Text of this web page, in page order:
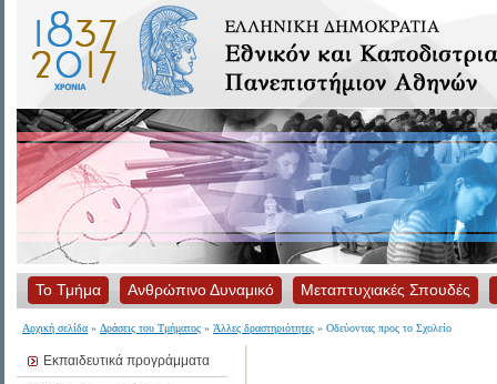
Το Τμήμα Ανθρώπινο Δυναμικό Μεταπτυχιακές Σπουδές
Αρχική σελίδα » Δράσεις του Τμήματος » Άλλες δραστηριότητες » Οδεύοντας προς το Σχολείο
Εκπαιδευτικά προγράμματα